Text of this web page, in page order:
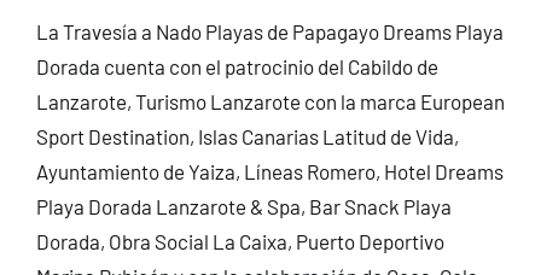
La Travesía a Nado Playas de Papagayo Dreams Playa
Dorada cuenta con el patrocinio del Cabildo de
Lanzarote, Turismo Lanzarote con la marca European
Sport Destination, Islas Canarias Latitud de Vida,
Ayuntamiento de Yaiza, Líneas Romero, Hotel Dreams
Playa Dorada Lanzarote & Spa, Bar Snack Playa
Dorada, Obra Social La Caixa, Puerto Deportivo